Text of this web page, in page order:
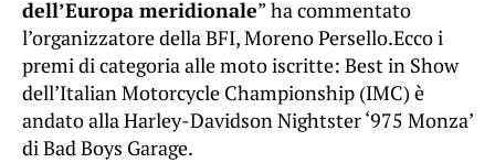
dell’Europa meridionale” ha commentato
l’organizzatore della BFI, Moreno Persello.Ecco i
premi di categoria alle moto iscritte: Best in Show
dell’Italian Motorcycle Championship (IMC) è
andato alla Harley-Davidson Nightster ‘975 Monza’
di Bad Boys Garage.